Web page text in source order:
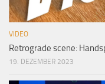
VIDEO
Retrograde scene:
19. DEZEMBER 2023